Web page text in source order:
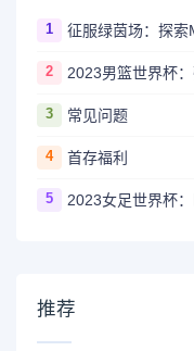
1 征服绿茵场：探索
2 2023男篮世界杯
3 常见问题
4 首存福利
5
推荐